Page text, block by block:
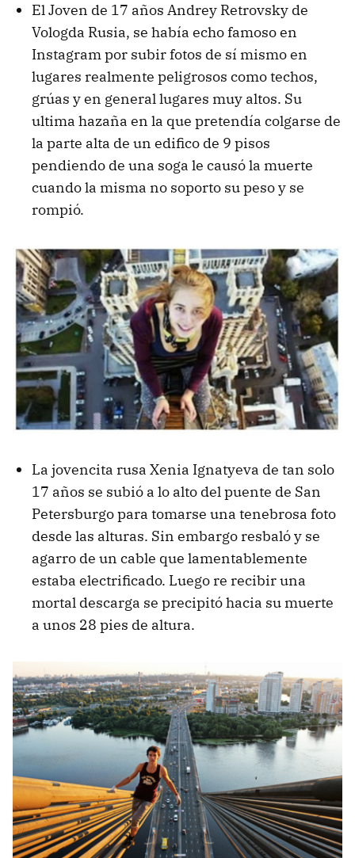
El Joven de 17 años Andrey Retrovsky de
Vologda Rusia, se había echo famoso en
Instagram por subir fotos de sí mismo en
lugares realmente peligrosos como techos,
grúas y en general lugares muy altos. Su
ultima hazaña en la que pretendía colgarse de
la parte alta de un edifico de 9 pisos
pendiendo de una soga le causó la muerte
cuando la misma no soporto su peso y se
rompió.
La jovencita rusa Xenia Ignatyeva de tan solo
17 años se subió a lo alto del puente de San
Petersburgo para tomarse una tenebrosa foto
desde las alturas. Sin embargo resbaló y se
agarro de un cable que lamentablemente
estaba electrificado. Luego re recibir una
mortal descarga se precipitó hacia su muerte
a unos 28 pies de altura.